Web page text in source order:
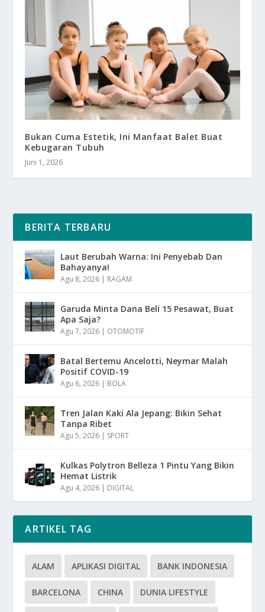
Bukan Cuma Estetik, Ini Manfaat Balet Buat
Kebugaran Tubuh
Juni 1, 2026
BERITA TERBARU
Laut Berubah Warna: Ini Penyebab Dan
Bahayanya!
Agu 8, 2026 | RAGAM
Garuda Minta Dana Beli 15 Pesawat, Buat
Apa Saja?
Agu 7, 2026 | OTOMOTIF
Batal Bertemu Ancelotti, Neymar Malah
Positif COVID-19
Agu 6, 2026 | BOLA
Tren Jalan Kaki Ala Jepang: Bikin Sehat
Tanpa Ribet
Agu 5, 2026 | SPORT
Kulkas Polytron Belleza 1 Pintu Yang Bikin
Hemat Listrik
Agu 4, 2026 | DIGITAL
ARTIKEL TAG
ALAM APLIKASI DIGITAL BANK INDONESIA
BARCELONA CHINA DUNIA LIFESTYLE